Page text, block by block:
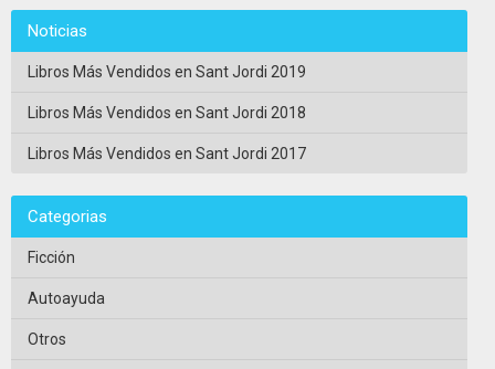
Noticias
Libros Más Vendidos en Sant Jordi 2019
Libros Más Vendidos en Sant Jordi 2018
Libros Más Vendidos en Sant Jordi 2017
Categorias
Ficción
Autoayuda
Otros